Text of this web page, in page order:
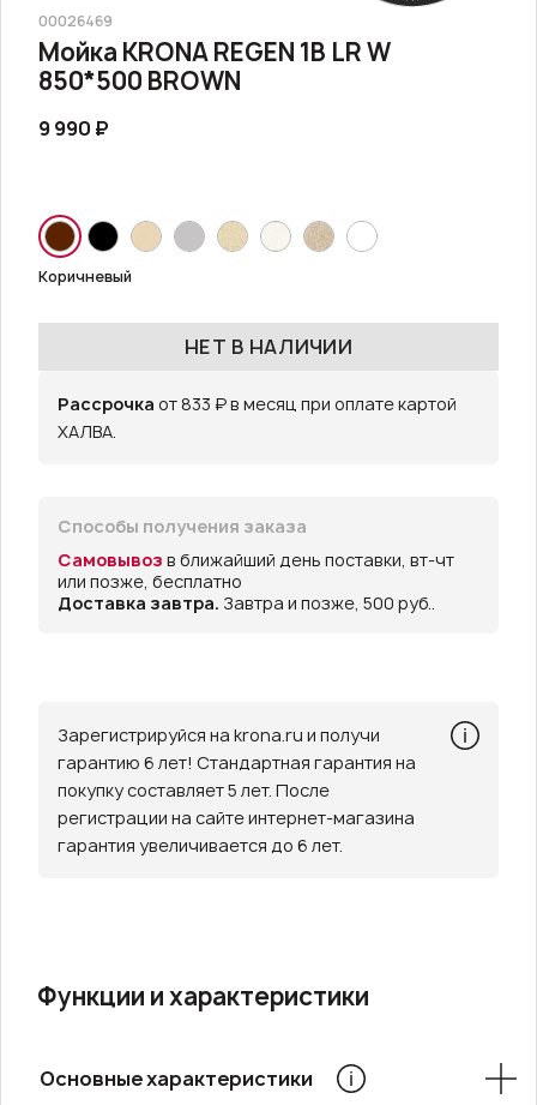
00026469
Мойка KRONA REGEN 1B LR W
850*500 BROWN
9 990 ₽
Коричневый
НЕТ В НАЛИЧИИ
Рассрочка от 833 ₽ в месяц при оплате картой
ХАЛВА.
Способы получения заказа
Самовывоз в ближайший день поставки, вт-чт
или позже, бесплатно
Доставка завтра. Завтра и позже, 500 руб..
Зарегистрируйся на krona.ru и получи
гарантию 6 лет! Стандартная гарантия на
покупку составляет 5 лет. После
регистрации на сайте интернет-магазина
гарантия увеличивается до 6 лет.
Функции и характеристики
Основные характеристики